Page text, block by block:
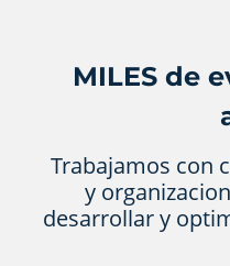
MILES de
Trabajamos con
y
desarrollar y